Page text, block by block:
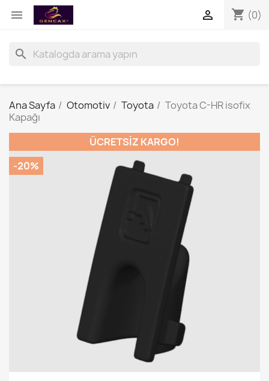
 shopping_cart (0)

search
Ana Sayfa Otomotiv Toyota
Toyota C-HR isofix
Kapağı
ÜCRETSIZ KARGO!
-20%